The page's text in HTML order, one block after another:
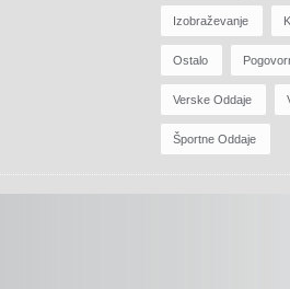
Izobraževanje
Ostalo
Verske Oddaje
Športne Oddaje